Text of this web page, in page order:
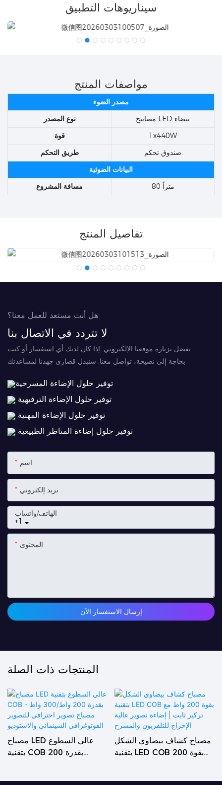
سيناريوهات التطبيق
مواصفات المنتج
مصدر الضوء
نوع المصدر
مصابيح LED بيضاء
قوة
1x440W
طريق التحكم
صندوق تحكم
البيانات الضوئية
مسافة المشروع
80 متراً
تفاصيل المنتج
هل أنت مستعد للعمل معنا؟
لا تتردد في الاتصال بنا
تفضل بزيارة موقعنا الإلكتروني. إذا كان لديك أي استفسار أو كنت
بحاجة إلى نصيحة، تواصل معنا. سنبذل قصارى جهدنا لمساعدتك.
توفير حلول الإضاءة المسرحية
توفير حلول الإضاءة الترفيهية
توفير حلول الإضاءة المهنية
توفير حلول إضاءة المناظر الطبيعية
اسم
بريد إلكتروني
+1
الهاتف/واتساب
المحتوى
إرسال الاستفسار الآن
المنتجات ذات الصلة
مصباح LED عالي السطوع
بتقنية COB بقدرة 200
مصباح كشاف بيضاوي الشكل
بتقنية LED COB بقوة 200